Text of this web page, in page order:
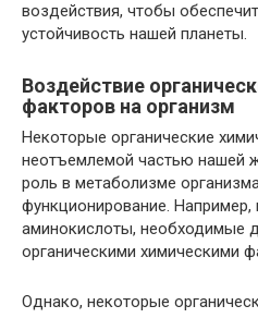
воздействия, чтобы
устойчивость нашей планеты.
Воздействие
факторов на организм
Некоторые органические
неотъемлемой частью нашей
роль в метаболизме
функционирование. Например,
аминокислоты, необходимые
органическими химическими
Однако, некоторые